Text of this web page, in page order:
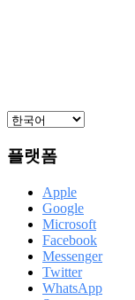
플랫폼
Apple
Google
Microsoft
Facebook
Messenger
Twitter
WhatsApp